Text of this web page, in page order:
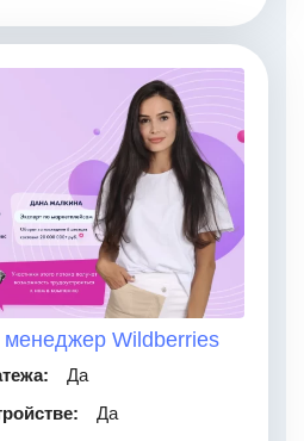
Wildberries
Да
Да